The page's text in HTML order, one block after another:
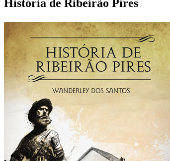
História de Ribeirão Pires